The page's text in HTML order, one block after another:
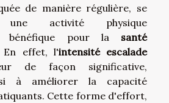
de manière régulière, se
activité physique
bénéfique pour la santé
En effet, l'intensité escalade
de façon significative,
à améliorer la capacité
Cette forme d'effort,